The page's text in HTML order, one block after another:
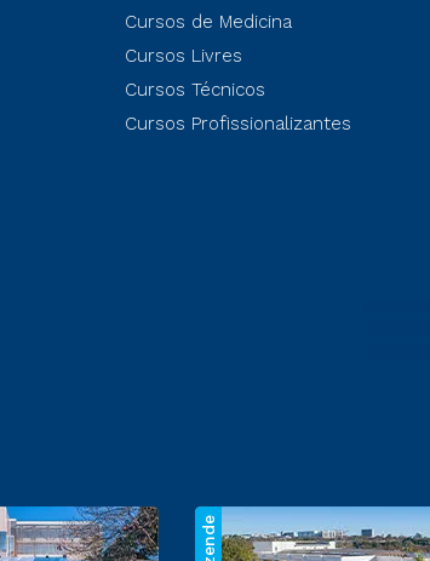
Cursos de Medicina
Cursos Livres
Cursos Técnicos
Cursos Profissionalizantes